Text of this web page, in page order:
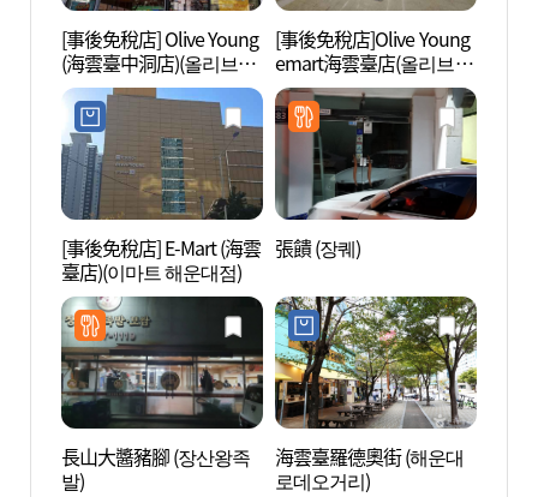
[事後免稅店] Olive Young
(海雲臺中洞店)(올리브영
해운대중동점)
[事後免稅店]Olive Young
emart海雲臺店(올리브영
이마트해운대점)
[事後免稅店] E-Mart (海雲
臺店)(이마트 해운대점)
張饋 (장퀘)
長山大醬豬腳 (장산왕족
발)
海雲臺羅德奧街 (해운대
로데오거리)